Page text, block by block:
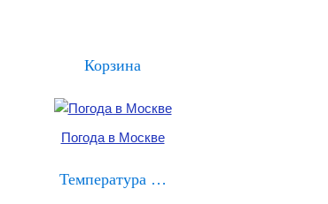
Корзина
Погода в Москве
Температура …